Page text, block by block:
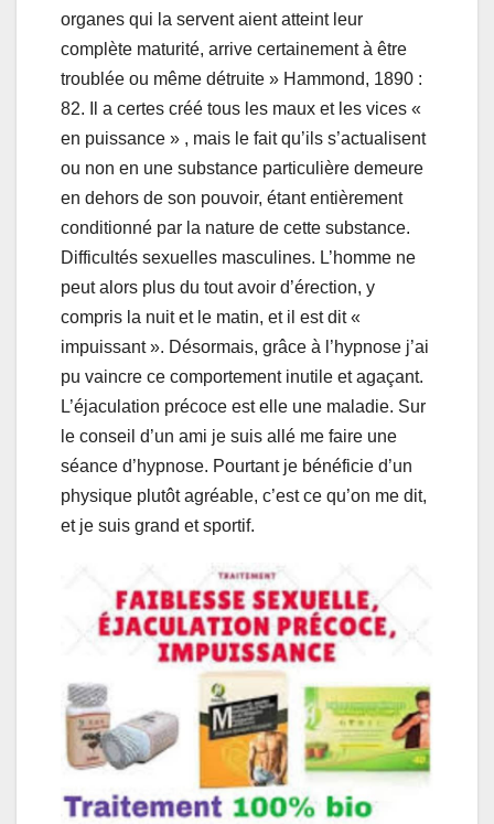
organes qui la servent aient atteint leur
complète maturité, arrive certainement à être
troublée ou même détruite » Hammond, 1890 :
82. Il a certes créé tous les maux et les vices «
en puissance » , mais le fait qu’ils s’actualisent
ou non en une substance particulière demeure
en dehors de son pouvoir, étant entièrement
conditionné par la nature de cette substance.
Difficultés sexuelles masculines. L’homme ne
peut alors plus du tout avoir d’érection, y
compris la nuit et le matin, et il est dit «
impuissant ». Désormais, grâce à l’hypnose j’ai
pu vaincre ce comportement inutile et agaçant.
L’éjaculation précoce est elle une maladie. Sur
le conseil d’un ami je suis allé me faire une
séance d’hypnose. Pourtant je bénéficie d’un
physique plutôt agréable, c’est ce qu’on me dit,
et je suis grand et sportif.